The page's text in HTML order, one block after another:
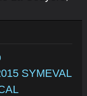
SYMEVAL